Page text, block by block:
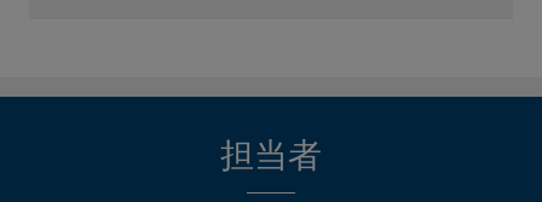
担当者